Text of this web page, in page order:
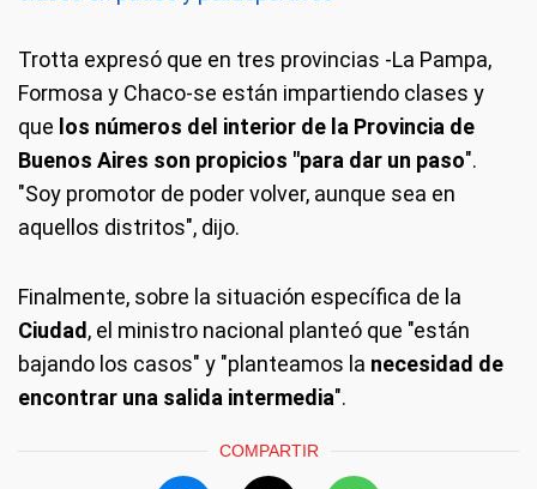
Trotta expresó que en tres provincias -La Pampa,
Formosa y Chaco-se están impartiendo clases y
que los números del interior de la Provincia de
Buenos Aires son propicios "para dar un paso".
"Soy promotor de poder volver, aunque sea en
aquellos distritos", dijo.
Finalmente, sobre la situación específica de la
Ciudad , el ministro nacional planteó que "están
bajando los casos" y "planteamos la necesidad de
encontrar una salida intermedia".
COMPARTIR